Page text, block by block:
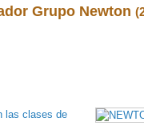
Grupo Newton
las clases de